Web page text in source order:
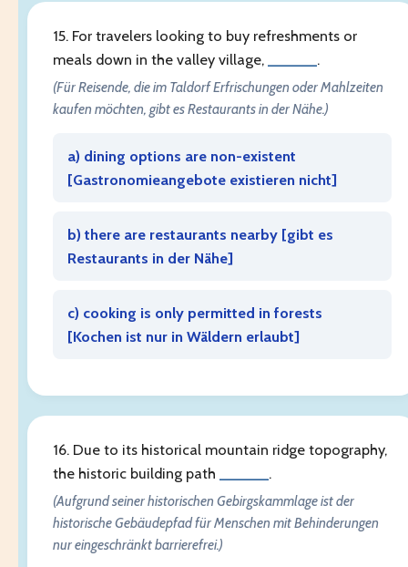
15. For travelers looking to buy refreshments or
meals down in the valley village,
.
(Für Reisende, die im Taldorf Erfrischungen oder Mahlzeiten
kaufen möchten, gibt es Restaurants in der Nähe.)
a) dining options are non-existent
[Gastronomieangebote existieren nicht]
b) there are restaurants nearby [gibt es
Restaurants in der Nähe]
c) cooking is only permitted in forests
[Kochen ist nur in Wäldern erlaubt]
16. Due to its historical mountain ridge topography,
the historic building path
.
(Aufgrund seiner historischen Gebirgskammlage ist der
historische Gebäudepfad für Menschen mit Behinderungen
nur eingeschränkt barrierefrei.)